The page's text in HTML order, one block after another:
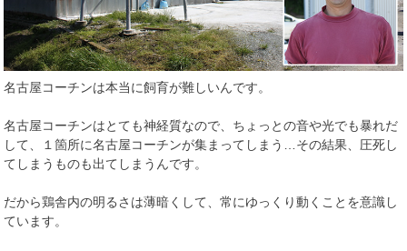
名古屋コーチンは本当に飼育が難しいんです。
名古屋コーチンはとても神経質なので、ちょっとの音や光でも暴れだ
して、１箇所に名古屋コーチンが集まってしまう…その結果、圧死し
てしまうものも出てしまうんです。
だから鶏舎内の明るさは薄暗くして、常にゆっくり動くことを意識し
ています。